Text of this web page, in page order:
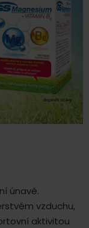
únavě.
vzduchu,
aktivitou